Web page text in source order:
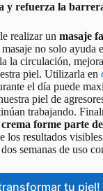
y refuerza la
realizar un masaje
no solo ayuda
la circulación,
piel. Utilizarla en
el día puede
piel de
trabajando.
forme parte
los resultados
semanas de uso
tu piel!